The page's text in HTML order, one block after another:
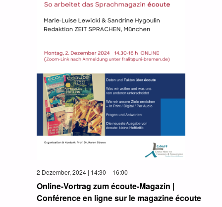
Online-Vortrag zum écoute-Magazin |
Conférence en ligne sur le magazine écoute
2 Dezember, 2024 | 14:30 – 16:00